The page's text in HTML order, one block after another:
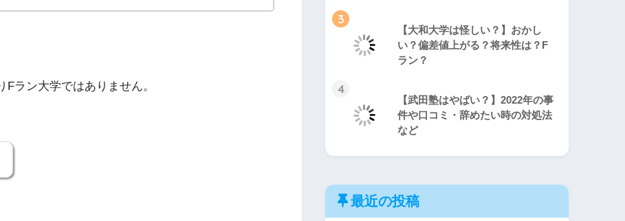
ラン大学ではありません。
3
【大和大学は怪しい？】おかし
い？偏差値上がる？将来性は？F
ラン？
4
【武田塾はやばい？】2022年の事
件や口コミ・辞めたい時の対処法
など
最近の投稿